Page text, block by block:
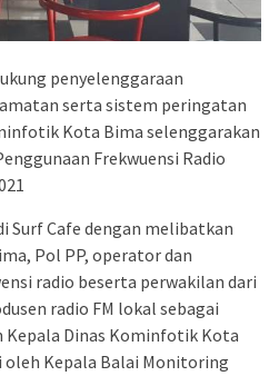
penyelenggaraan
serta sistem peringatan
Kota Bima selenggarakan
Frekwuensi Radio
Surf Cafe dengan melibatkan
Pol PP, operator dan
radio beserta perwakilan dari
radio FM lokal sebagai
Kepala Dinas Kominfotik Kota
oleh Kepala Balai Monitoring